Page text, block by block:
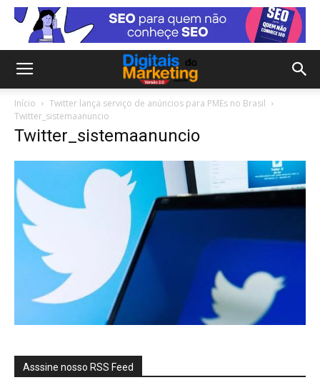
Início
Twitter lança serviço de anúncios para PMEs no Brasil
Twitter_sistemaanuncio
Twitter_sistemaanuncio
Asssine nosso RSS Feed